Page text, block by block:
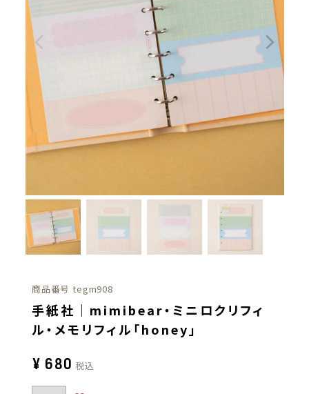
商品番号 tegm908
手紙社｜mimibear・ミニロクリフィ
ル・メモリフィル「honey」
¥ 680 税込